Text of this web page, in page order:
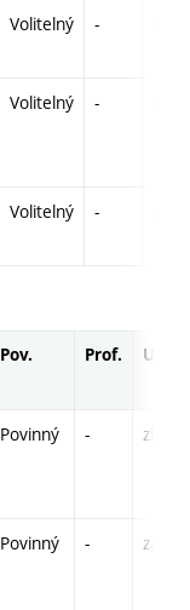
Volitelný -
Volitelný -
Volitelný -
Pov. Prof. Uk.
Povinný - zk
Povinný - zá